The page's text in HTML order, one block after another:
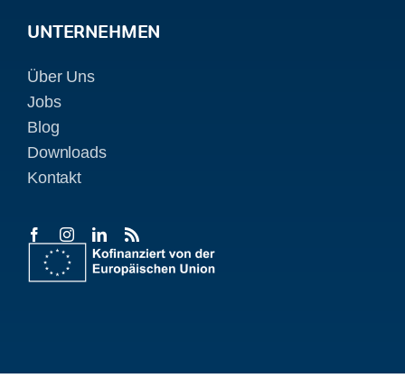
UNTERNEHMEN
Über Uns
Jobs
Blog
Downloads
Kontakt